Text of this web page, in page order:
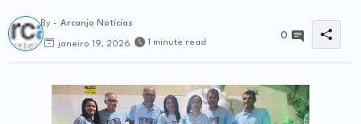
By - Arcanjo Notícias
janeiro 19, 2026 1 minute read
0